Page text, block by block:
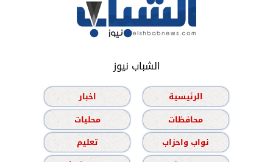
الشباب نيوز
الرئيسية
اخبار
محافظات
محليات
نواب واحزاب
تعليم